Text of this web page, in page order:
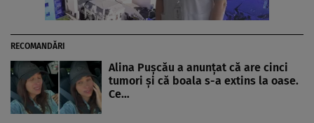
RECOMANDĂRI
Alina Pușcău a anunțat că are cinci
tumori și că boala s-a extins la oase.
Ce…